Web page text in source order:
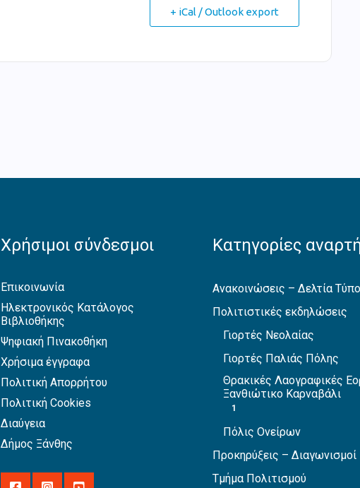
+ iCal / Outlook export
Χρήσιμοι σύνδεσμοι
Επικοινωνία
Ηλεκτρονικός Κατάλογος
Βιβλιοθήκης
Ψηφιακή Πινακοθήκη
Χρήσιμα έγγραφα
Πολιτική Απορρήτου
Πολιτική Cookies
Διαύγεια
Δήμος Ξάνθης
Κατηγορίες
Ανακοινώσεις – Δελτία
Πολιτιστικές εκδηλώσεις
Γιορτές Νεολαίας
Γιορτές Παλιάς Πόλης
Θρακικές Λαογραφικές
Ξανθιώτικο Καρναβάλι
1
Πόλις Ονείρων
Προκηρύξεις – Διαγωνισμοί
Τμήμα Πολιτισμού